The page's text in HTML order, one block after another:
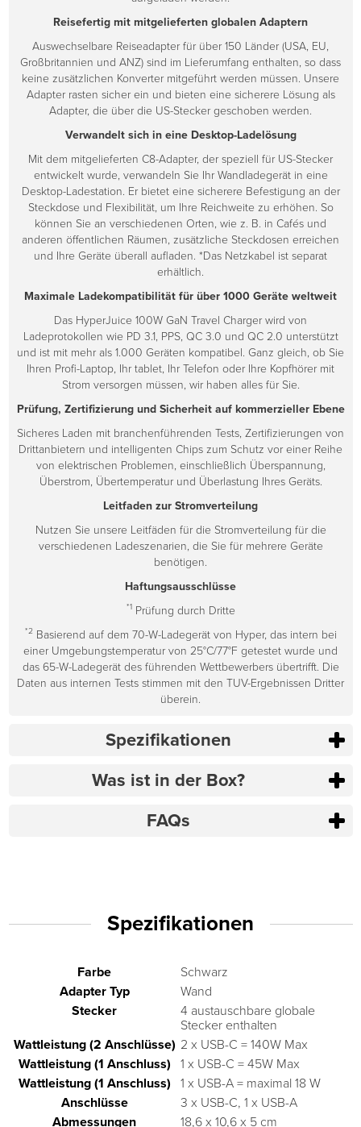
Reisefertig mit mitgelieferten globalen Adaptern
Auswechselbare Reiseadapter für über 150 Länder (USA, EU,
Großbritannien und ANZ) sind im Lieferumfang enthalten, so dass
keine zusätzlichen Konverter mitgeführt werden müssen. Unsere
Adapter rasten sicher ein und bieten eine sicherere Lösung als
Adapter, die über die US-Stecker geschoben werden.
Verwandelt sich in eine Desktop-Ladelösung
Mit dem mitgelieferten C8-Adapter, der speziell für US-Stecker
entwickelt wurde, verwandeln Sie Ihr Wandladegerät in eine
Desktop-Ladestation. Er bietet eine sicherere Befestigung an der
Steckdose und Flexibilität, um Ihre Reichweite zu erhöhen. So
können Sie an verschiedenen Orten, wie z. B. in Cafés und
anderen öffentlichen Räumen, zusätzliche Steckdosen erreichen
und Ihre Geräte überall aufladen. *Das Netzkabel ist separat
erhältlich.
Maximale Ladekompatibilität für über 1000 Geräte weltweit
Das HyperJuice 100W GaN Travel Charger wird von
Ladeprotokollen wie PD 3.1, PPS, QC 3.0 und QC 2.0 unterstützt
und ist mit mehr als 1.000 Geräten kompatibel. Ganz gleich, ob Sie
Ihren Profi-Laptop, Ihr tablet, Ihr Telefon oder Ihre Kopfhörer mit
Strom versorgen müssen, wir haben alles für Sie.
Prüfung, Zertifizierung und Sicherheit auf kommerzieller Ebene
Sicheres Laden mit branchenführenden Tests, Zertifizierungen von
Drittanbietern und intelligenten Chips zum Schutz vor einer Reihe
von elektrischen Problemen, einschließlich Überspannung,
Überstrom, Übertemperatur und Überlastung Ihres Geräts.
Leitfaden zur Stromverteilung
Nutzen Sie unsere Leitfäden für die Stromverteilung für die
verschiedenen Ladeszenarien, die Sie für mehrere Geräte
benötigen.
Haftungsausschlüsse
*1Prüfung durch Dritte
*2 Basierend auf dem 70-W-Ladegerät von Hyper, das intern bei
einer Umgebungstemperatur von 25°C/77°F getestet wurde und
das 65-W-Ladegerät des führenden Wettbewerbers übertrifft. Die
Daten aus internen Tests stimmen mit den TUV-Ergebnissen Dritter
überein.
Spezifikationen
Was ist in der Box?
FAQs
Spezifikationen
Farbe
Schwarz
Adapter Typ
Wand
Stecker
4 austauschbare globale
Stecker enthalten
Wattleistung (2 Anschlüsse) 2 x USB-C = 140W Max
Wattleistung (1 Anschluss)
1 x USB-C = 45W Max
Wattleistung (1 Anschluss)
1 x USB-A = maximal 18 W
Anschlüsse
3 x USB-C, 1 x USB-A
Abmessungen
18,6 x 10,6 x 5 cm